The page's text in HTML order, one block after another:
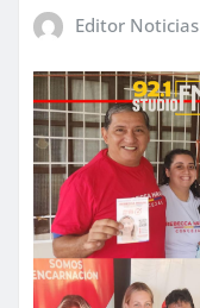
Editor Noticias